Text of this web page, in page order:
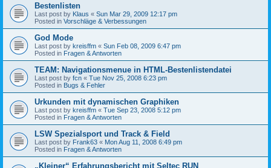
Bestenlisten
Last post by Klaus « Sun Mar 29, 2009 12:17 pm
Posted in Vorschläge & Verbessungen
God Mode
Last post by kreisffm « Sun Feb 08, 2009 6:47 pm
Posted in Fragen & Antworten
TEAM: Navigationsmenue in HTML-Bestenlistendatei
Last post by fcn « Tue Nov 25, 2008 6:23 pm
Posted in Bugs & Fehler
Urkunden mit dynamischen Graphiken
Last post by kreisffm « Tue Sep 23, 2008 5:12 pm
Posted in Fragen & Antworten
LSW Spezialsport und Track & Field
Last post by Frank63 « Mon Aug 11, 2008 6:49 pm
Posted in Fragen & Antworten
„Kleiner“ Erfahrungsbericht mit Seltec RUN